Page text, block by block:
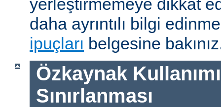
yerleştirmemeye dikkat
daha ayrıntılı bilgi
ipuçları belgesine
Özkaynak
Sınırlanması